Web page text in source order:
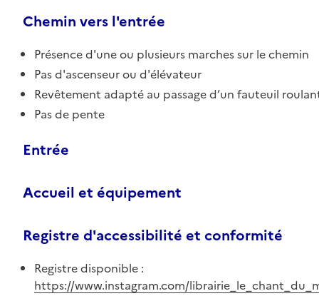
Chemin vers l'entrée
Présence d'une ou plusieurs marches sur le chemin
Pas d'ascenseur ou d'élévateur
Revêtement adapté au passage d’un fauteuil
Pas de pente
Entrée
Accueil et équipement
Registre d'accessibilité et conformité
Registre disponible :
https://www.instagram.com/